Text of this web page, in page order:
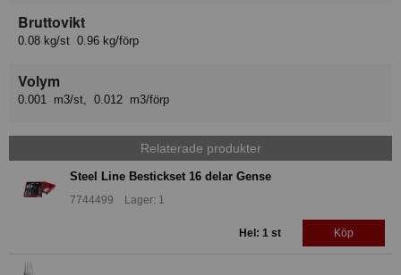
Bruttovikt
0.08 kg/st 0.96 kg/förp
Volym
0.001 m3/st, 0.012 m3/förp
Relaterade produkter
Steel Line Bestickset 16 delar Gense
7744499 Lager: 1
Hel: 1 st Köp